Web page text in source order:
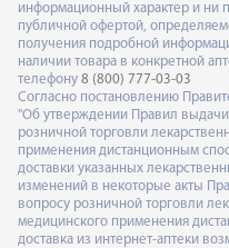
информационный характер и ни
публичной офертой,
получения подробной
наличии товара в конкретной
телефону 8 (800) 777-03-03
Согласно постановлению
"Об утверждении Правил
розничной торговли
применения дистанционным
доставки указанных
изменений в некоторые акты
вопросу розничной торговли
медицинского применения
доставка из интернет-аптеки